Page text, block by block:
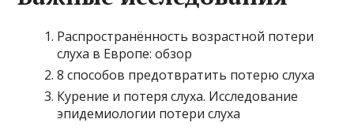
Распространённость возрастной потери
слуха в Европе: обзор
8 способов предотвратить потерю слуха
Курение и потеря слуха. Исследование
эпидемиологии потери слуха